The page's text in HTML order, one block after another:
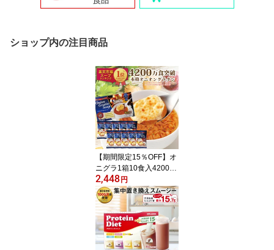
ショップ内の注目商品
【期間限定15％OFF】オ
ニグラ1箱10食入4200万
食突破 楽天1位5冠 オニ
オングラタンスープ チー
ズブレッド添え フリーズ
ドライ 即席 保存食 オニ
グラ オニオンスープ 玉
ねぎスープ 冬ギフト PIL
LBOX 常温保存 スープの
2,448 円